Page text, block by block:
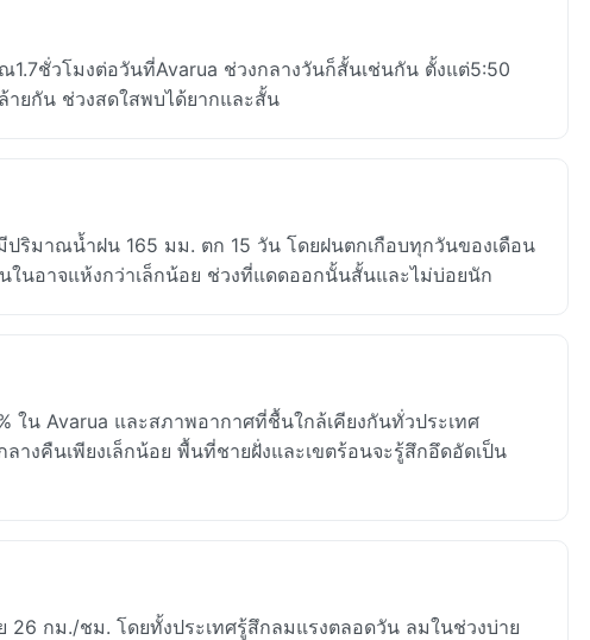
ชั่วโมงต่อวันที่Avarua ช่วงกลางวันก็สั้นเช่นกัน ตั้งแต่5:50
ยกัน ช่วงสดใสพบได้ยากและสั้น
ริมาณน้ำฝน 165 มม. ตก 15 วัน โดยฝนตกเกือบทุกวันของเดือน
นอาจแห้งกว่าเล็กน้อย ช่วงที่แดดออกนั้นสั้นและไม่บ่อยนัก
ใน Avarua และสภาพอากาศที่ชื้นใกล้เคียงกันทั่วประเทศ
งคืนเพียงเล็กน้อย พื้นที่ชายฝั่งและเขตร้อนจะรู้สึกอึดอัดเป็น
26 กม./ชม. โดยทั้งประเทศรู้สึกลมแรงตลอดวัน ลมในช่วงบ่าย